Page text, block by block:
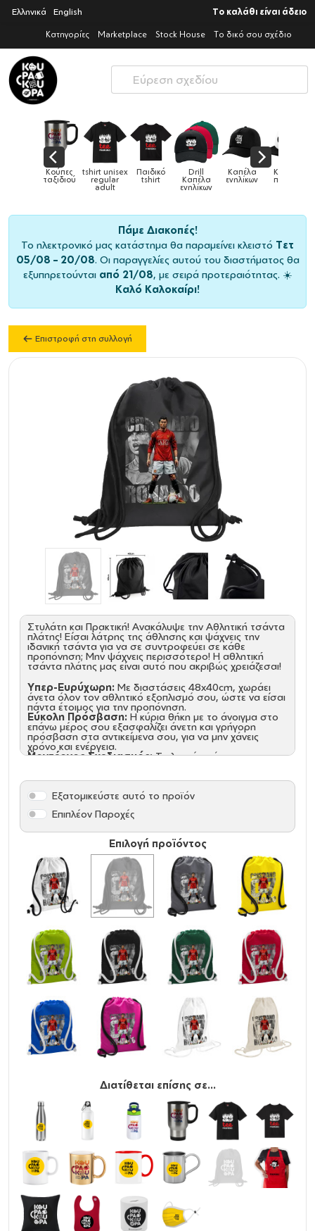
Ελληνικά English Το καλάθι είναι άδειο
Κατηγορίες Marketplace Stock House Το δικό σου σχέδιο
tshirt unisex
regular
Παιδικό
tshirt
Drill
Καπέλα
Καπέλα
ενηλίκων
Καπέλα
παιδικά Κούπες
Πάμε Διακοπές!
Το ηλεκτρονικό μας κατάστημα θα παραμείνει κλειστό Τετ
05/08 – 20/08. Οι παραγγελίες αυτού του διαστήματος θα
εξυπηρετούνται από 21/08, με σειρά προτεραιότητας. ☀️
Καλό Καλοκαίρι!
Επιστροφή στη συλλογή
Στυλάτη και Πρακτική! Ανακάλυψε την Αθλητική τσάντα
πλάτης! Είσαι λάτρης της άθλησης και ψάχνεις την
ιδανική τσάντα για να σε συντροφεύει σε κάθε
προπόνηση; Μην ψάχνεις περισσότερο! Η αθλητική
τσάντα πλάτης μας είναι αυτό που ακριβώς χρειάζεσαι!
Υπερ-Ευρύχωρη: Με διαστάσεις 48x40cm, χωράει
άνετα όλον τον αθλητικό εξοπλισμό σου, ώστε να είσαι
πάντα έτοιμος για την προπόνηση.
Εύκολη Πρόσβαση: Η κύρια θήκη με το άνοιγμα στο
επάνω μέρος σου εξασφαλίζει άνετη και γρήγορη
πρόσβαση στα αντικείμενα σου, για να μην χάνεις
χρόνο και ενέργεια.
Μοντέρνος Σχεδιασμός:Το λευκό χρώμα της
εμφάνιση.
Μην αφήνεις τον εξοπλισμό σου να περιπλανιέται!
Απόκτησε τώρα την αθλητική τσάντα πλάτης που θα
σου!
Υλικό: 300D Polyester
Κορδόνια: ΝΑΙ (Χονδρά κορδόνια)
Διάσταση: 40 x 48cm
Πλαϊνό τσεπάκι ασφαλείας με φερμουάρ
Χωρητικότητα: 15 Λίτρα
Επιλογή προϊόντος
Εξατομικεύστε αυτό το προϊόν
Επιπλέον Παροχές
Διατίθεται επίσης σε...